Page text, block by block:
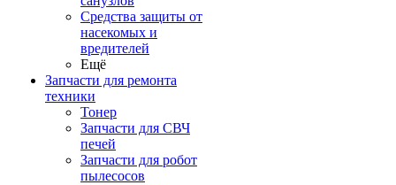
Средства защиты от
насекомых и
вредителей
Ещё
Запчасти для ремонта
техники
Тонер
Запчасти для СВЧ
печей
Запчасти для робот
пылесосов